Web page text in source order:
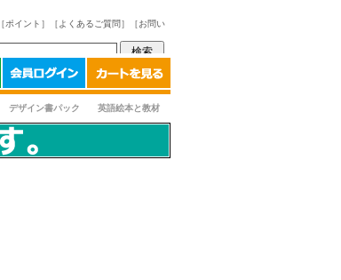
［ポイント］ ［よくあるご質問］
［お問い
デザイン書パック 英語絵本と教材